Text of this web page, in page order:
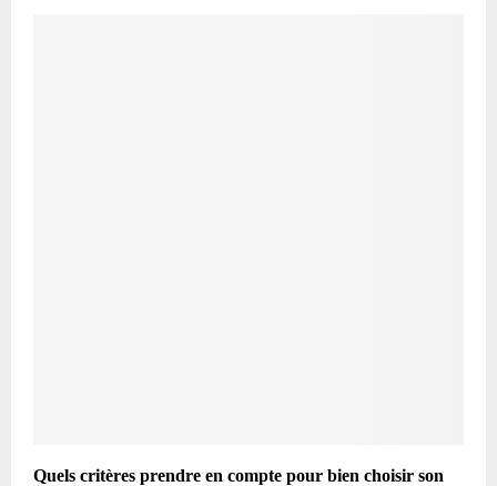
Quels critères prendre en compte pour bien choisir son